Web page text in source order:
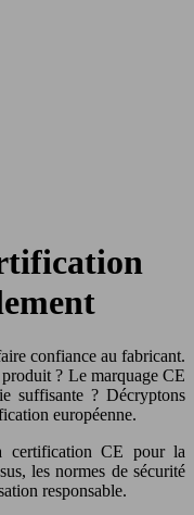
confiance au fabricant.
? Le marquage CE
suffisante ? Décryptons
européenne.
certification CE pour la
les normes de sécurité
responsable.